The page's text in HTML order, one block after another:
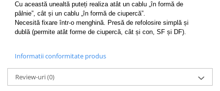
Land Rover
Mazda
Mercedes
Nissan
Opel
Peugeot
Cu această unealtă puteți realiza atât un cablu „în formă de
pâlnie”, cât și un cablu „în formă de ciupercă”.
Necesită fixare într-o menghină. Presă de refolosire simplă și
dublă (permite atât forme de ciupercă, cât și con, SF și DF).
Informatii conformitate produs
Review-uri(0)